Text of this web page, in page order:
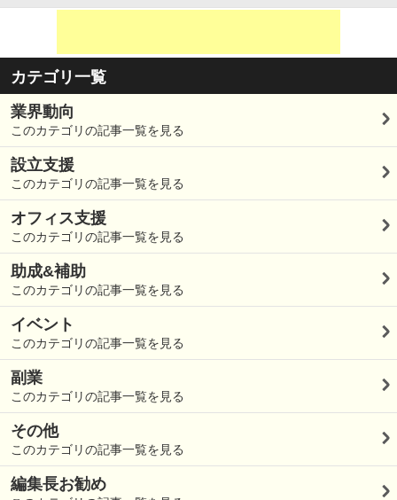
カテゴリ一覧
業界動向
このカテゴリの記事一覧を見る
設立支援
このカテゴリの記事一覧を見る
オフィス支援
このカテゴリの記事一覧を見る
助成&補助
このカテゴリの記事一覧を見る
イベント
このカテゴリの記事一覧を見る
副業
このカテゴリの記事一覧を見る
その他
このカテゴリの記事一覧を見る
編集長お勧め